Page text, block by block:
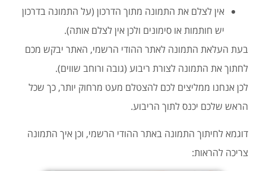
אין לצלם את התמונה מתוך הדרכון (על התמונה בדרכון
יש חותמות או סימונים ולכן אין לצלם אותה).
בעת העלאת התמונה לאתר ההודי הרשמי, האתר יבקש מכם
לחתוך את התמונה לצורת ריבוע (גובה ורוחב שווים).
לכן אנחנו ממליצים לכם להצטלם מעט מרחוק יותר, כך שכל
הראש שלכם יכנס לתוך הריבוע.
דוגמא לחיתוך התמונה באתר ההודי הרשמי, וכן איך התמונה
צריכה להראות: